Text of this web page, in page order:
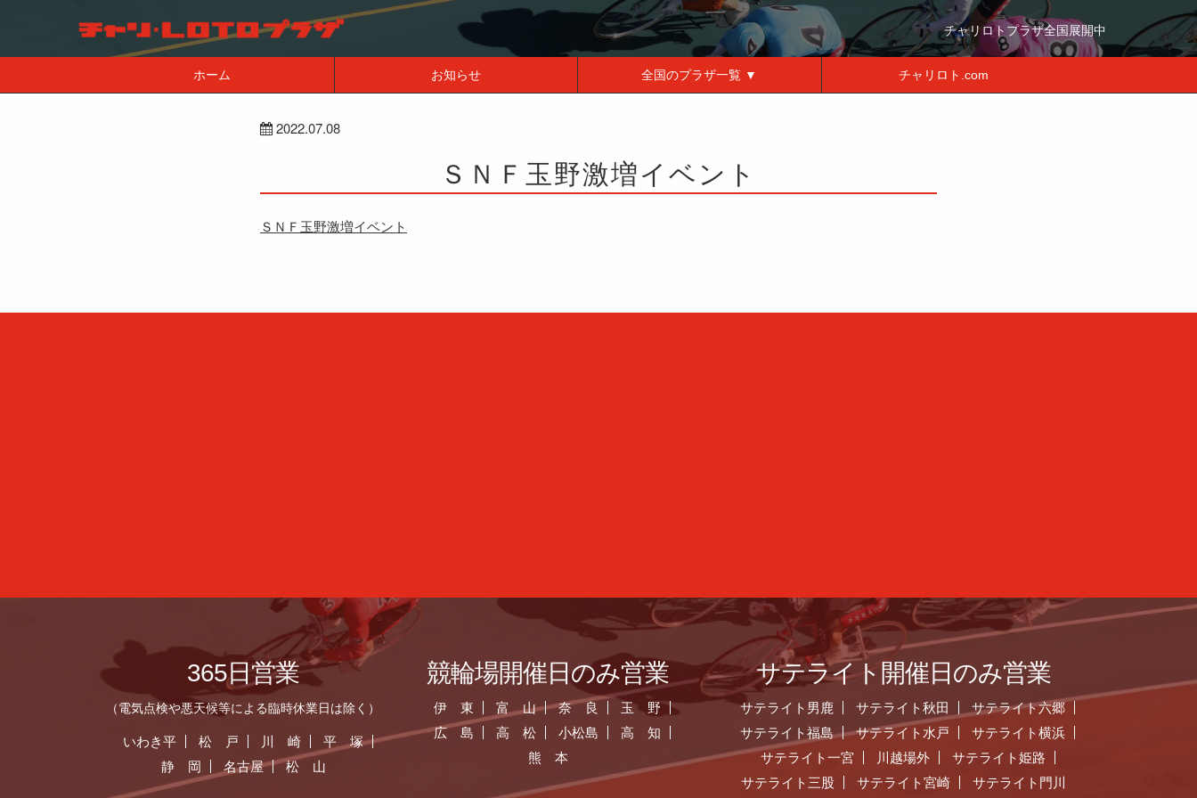
チャリロトプラザ全国展開中
ホーム お知らせ 全国のプラザ一覧 ▼ チャリロト.com
2022.07.08
ＳＮＦ玉野激増イベント
ＳＮＦ玉野激増イベント
365日営業
（電気点検や悪天候等による臨時休業日は除く）
いわき平 松 戸 川 崎
平 塚
静 岡
名古屋 松 山
競輪場開催日のみ営業
伊 東 富 山 奈 良
玉 野
広 島
高 松 小松島
高 知
熊 本
サテライト開催日のみ営業
サテライト男鹿 サテライト秋田
サテライト六郷
サテライト福島
サテライト水戸
サテライト横浜
サテライト一宮
川越場外
サテライト姫路
サテライト三股
サテライト宮崎 サテライト門川